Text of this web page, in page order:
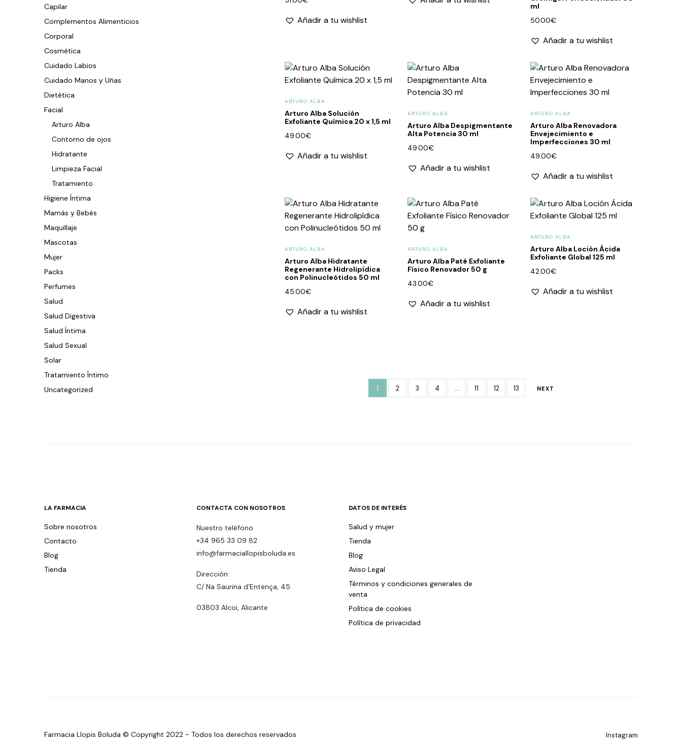
Capilar
Complementos Alimenticios
Corporal
Cosmética
Cuidado Labios
Cuidado Manos y Uñas
Dietética
Facial
Arturo Alba
Contorno de ojos
Hidratante
Limpieza Facial
Tratamiento
Higiene Íntima
Mamás y Bebés
Maquillaje
Mascotas
Mujer
Packs
Perfumes
Salud
Salud Digestiva
Salud Íntima
Salud Sexual
Solar
Tratamiento Íntimo
Uncategorized
Añadir a tu wishlist
ml
50.00€
Añadir a tu wishlist
ARTURO ALBA
Arturo Alba Solución
Exfoliante Química 20 x 1,5 ml
49.00€
Añadir a tu wishlist
ARTURO ALBA
Arturo Alba Despigmentante
Alta Potencia 30 ml
49.00€
Añadir a tu wishlist
ARTURO ALBA
Arturo Alba Renovadora
Envejecimiento e
Imperfecciones 30 ml
49.00€
Añadir a tu wishlist
ARTURO ALBA
Arturo Alba Hidratante
Regenerante Hidrolipídica
con Polinucleótidos 50 ml
45.00€
Añadir a tu wishlist
ARTURO ALBA
Arturo Alba Paté Exfoliante
Físico Renovador 50 g
43.00€
Añadir a tu wishlist
ARTURO ALBA
Arturo Alba Loción Ácida
Exfoliante Global 125 ml
42.00€
Añadir a tu wishlist
1 2 3 4 … 11 12 13 NEXT
LA FARMACIA
Sobre nosotros
Contacto
Blog
Tienda
CONTACTA CON NOSOTROS
Nuestro teléfono
+34 965 33 09 82
info@farmaciallopisboluda.es
Dirección:
C/ Na Saurina d’Entença, 45
03803 Alcoi, Alicante
DATOS DE INTERÉS
Salud y mujer
Tienda
Blog
Aviso Legal
Términos y condiciones generales de
venta
Política de cookies
Política de privacidad
Farmacia Llopis Boluda © Copyright 2022 - Todos los derechos reservados Instagram